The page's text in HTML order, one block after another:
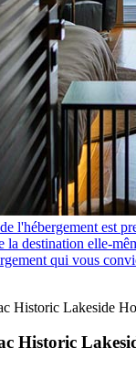
l'hébergement est
destination elle-
qui vous
Historic Lakeside
Historic